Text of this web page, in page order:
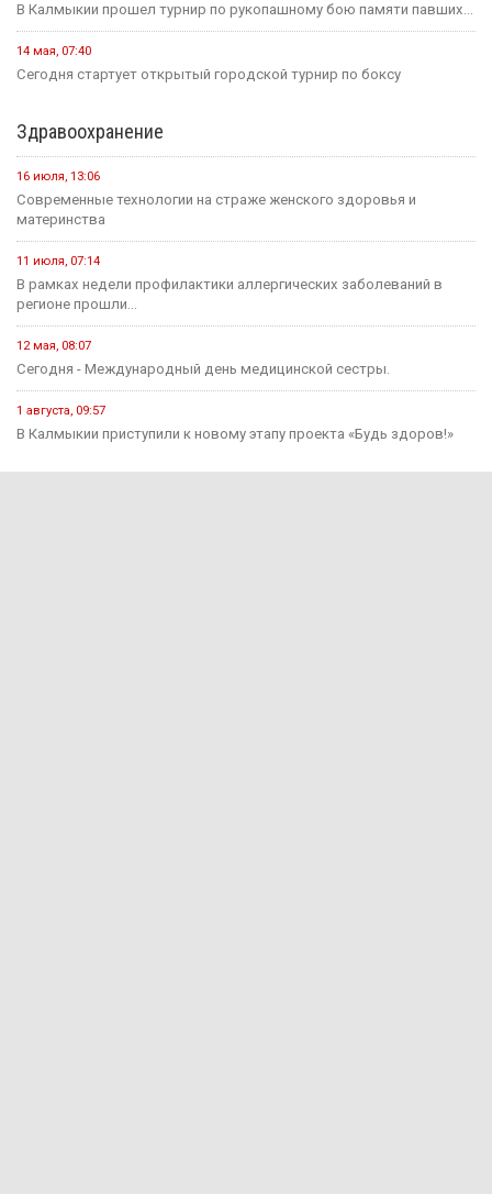
В Калмыкии прошел турнир по рукопашному бою памяти павших...
14 мая, 07:40
Сегодня стартует открытый городской турнир по боксу
Здравоохранение
16 июля, 13:06
Современные технологии на страже женского здоровья и
материнства
11 июля, 07:14
В рамках недели профилактики аллергических заболеваний в
регионе прошли...
12 мая, 08:07
Сегодня - Международный день медицинской сестры.
1 августа, 09:57
В Калмыкии приступили к новому этапу проекта «Будь здоров!»